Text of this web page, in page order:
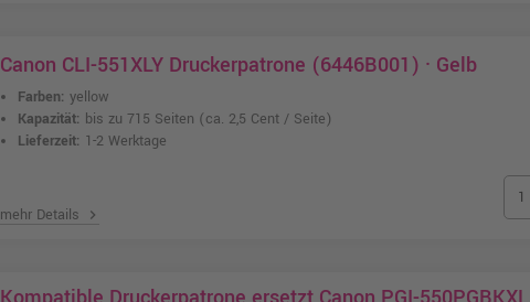
Canon CLI-551XLY Druckerpatrone (6446B001) · Gelb
Farben: yellow
Kapazität: bis zu 715 Seiten (ca. 2,5 Cent / Seite)
Lieferzeit: 1-2 Werktage
mehr Details chevron_right